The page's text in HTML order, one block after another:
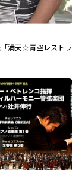
「満天☆青空レストラ